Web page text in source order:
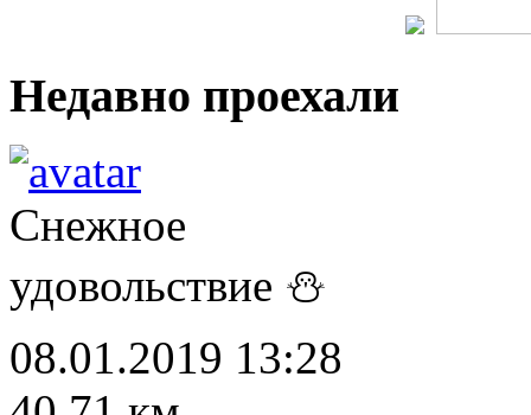
Недавно проехали
Снежное
удовольствие ⛄
08.01.2019 13:28